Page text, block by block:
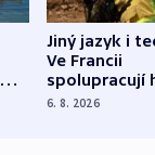
Jiný jazyk i
Ve Francii
spolupracují
různých zemí
6. 8. 2026